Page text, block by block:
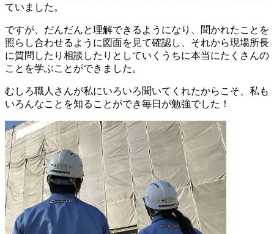
ていました。
ですが、だんだんと理解できるようになり、聞かれたことを
照らし合わせるように図面を見て確認し、それから現場所長
に質問したり相談したりとしていくうちに本当にたくさんの
ことを学ぶことができました。
むしろ職人さんが私にいろいろ聞いてくれたからこそ、私も
いろんなことを知ることができ毎日が勉強でした！